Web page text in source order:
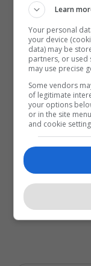
Learn
Your personal
your device
data) may be
partners, or used
may use precise
Some vendors
of legitimate
your options
or in the site
and cookie